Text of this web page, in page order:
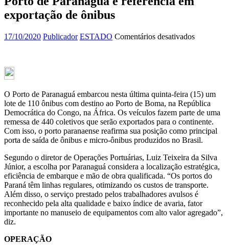
exportação de ônibus
17/10/2020 Publicador ESTADO Comentários desativadosem
em
exportação
de
ônibus
O Porto de Paranaguá embarcou nesta última quinta-feira (15) um
lote de 110 ônibus com destino ao Porto de Boma, na República
Democrática do Congo, na África. Os veículos fazem parte de uma
remessa de 440 coletivos que serão exportados para o continente.
Com isso, o porto paranaense reafirma sua posição como principal
porta de saída de ônibus e micro-ônibus produzidos no Brasil.
Segundo o diretor de Operações Portuárias, Luiz Teixeira da Silva
Júnior, a escolha por Paranaguá considera a localização estratégica,
eficiência de embarque e mão de obra qualificada. “Os portos do
Paraná têm linhas regulares, otimizando os custos de transporte.
Além disso, o serviço prestado pelos trabalhadores avulsos é
reconhecido pela alta qualidade e baixo índice de avaria, fator
importante no manuseio de equipamentos com alto valor agregado”,
diz.
OPERAÇÃO